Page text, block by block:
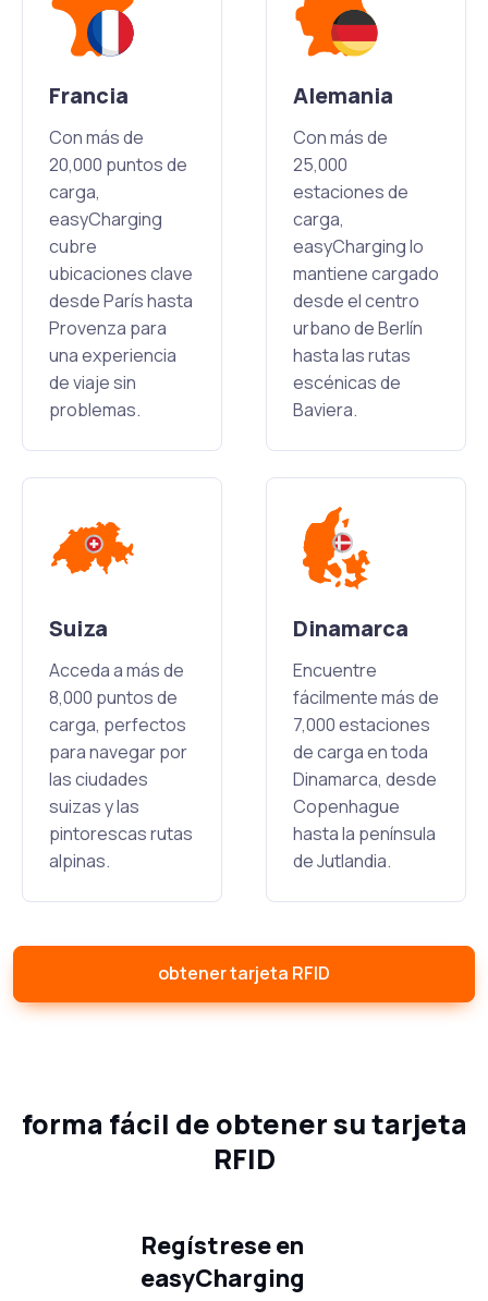
Francia
Con más de
20,000 puntos de
carga,
easyCharging
cubre
ubicaciones clave
desde París hasta
Provenza para
una experiencia
de viaje sin
problemas.
Alemania
Con más de
25,000
estaciones de
carga,
easyCharging lo
mantiene cargado
desde el centro
urbano de Berlín
hasta las rutas
escénicas de
Baviera.
Suiza
Acceda a más de
8,000 puntos de
carga, perfectos
para navegar por
las ciudades
suizas y las
pintorescas rutas
alpinas.
Dinamarca
Encuentre
fácilmente más de
7,000 estaciones
de carga en toda
Dinamarca, desde
Copenhague
hasta la península
de Jutlandia.
obtener tarjeta RFID
forma fácil de obtener su tarjeta
RFID
Regístrese en
easyCharging